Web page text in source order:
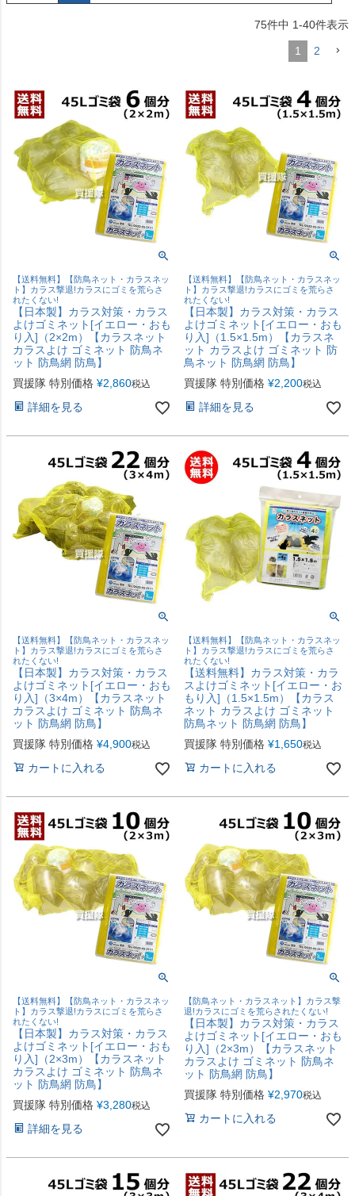
75件中 1-40件表示
1 2
【送料無料】【防鳥ネット・カラスネッ
ト】カラス撃退!カラスにゴミを荒らさ
れたくない!
【日本製】カラス対策・カラス
よけゴミネット[イエロー・おも
り入]（2×2m）【カラスネット
カラスよけ ゴミネット 防鳥ネ
ット 防鳥網 防鳥】
買援隊 特別価格 ¥2,860税込
詳細を見る
【送料無料】【防鳥ネット・カラスネッ
ト】カラス撃退!カラスにゴミを荒らさ
れたくない!
【日本製】カラス対策・カラス
よけゴミネット[イエロー・おも
り入]（1.5×1.5m）【カラスネ
ット カラスよけ ゴミネット 防
鳥ネット 防鳥網 防鳥】
買援隊 特別価格 ¥2,200税込
詳細を見る
【送料無料】【防鳥ネット・カラスネッ
ト】カラス撃退!カラスにゴミを荒らさ
れたくない!
【日本製】カラス対策・カラス
よけゴミネット[イエロー・おも
り入]（3×4m）【カラスネット
カラスよけ ゴミネット 防鳥ネ
ット 防鳥網 防鳥】
買援隊 特別価格 ¥4,900税込
カートに入れる
【送料無料】【防鳥ネット・カラスネッ
ト】カラス撃退!カラスにゴミを荒らさ
れたくない!
【送料無料】カラス対策・カラ
スよけゴミネット[イエロー・お
もり入]（1.5×1.5m）【カラス
ネット カラスよけ ゴミネット
防鳥ネット 防鳥網 防鳥】
買援隊 特別価格 ¥1,650税込
カートに入れる
【送料無料】【防鳥ネット・カラスネッ
ト】カラス撃退!カラスにゴミを荒らさ
れたくない!
【日本製】カラス対策・カラス
よけゴミネット[イエロー・おも
り入]（2×3m）【カラスネット
カラスよけ ゴミネット 防鳥ネ
ット 防鳥網 防鳥】
買援隊 特別価格 ¥3,280税込
詳細を見る
【防鳥ネット・カラスネット】カラス撃
退!カラスにゴミを荒らされたくない!
【日本製】カラス対策・カラス
よけゴミネット[イエロー・おも
り入]（2×3m）【カラスネット
カラスよけ ゴミネット 防鳥ネ
ット 防鳥網 防鳥】
買援隊 特別価格 ¥2,970税込
カートに入れる